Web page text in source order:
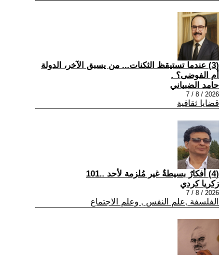
(3) عندما تستيقظ الثكنات... من يسبق الآخر، الدولة
أم الفوضى؟ .
حامد الضبياني
2026 / 8 / 7
قضايا ثقافية
(4) أفكارٌ بسيطةٌ غير مُلزمة لأحد ..101
زكريا كردي
2026 / 8 / 7
الفلسفة ,علم النفس , وعلم الاجتماع